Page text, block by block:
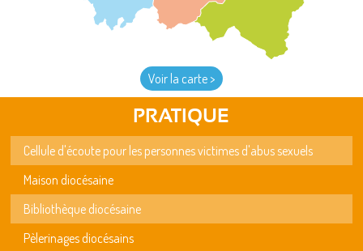
Voir la carte >
PRATIQUE
Cellule d'écoute pour les personnes victimes d'abus sexuels
Maison diocésaine
Bibliothèque diocésaine
Pèlerinages diocésains